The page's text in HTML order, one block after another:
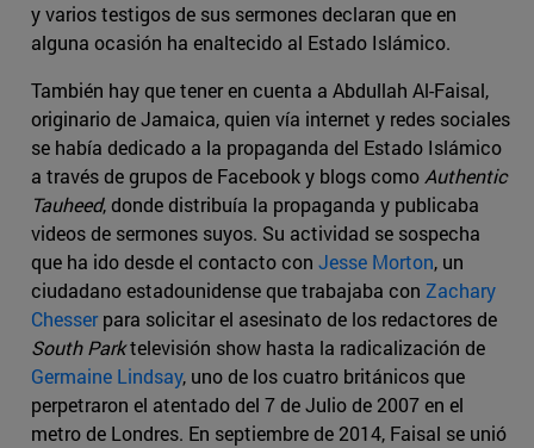
y varios testigos de sus sermones declaran que en
alguna ocasión ha enaltecido al Estado Islámico.
También hay que tener en cuenta a Abdullah Al-Faisal,
originario de Jamaica, quien vía internet y redes sociales
se había dedicado a la propaganda del Estado Islámico
a través de grupos de Facebook y blogs como Authentic
Tauheed, donde distribuía la propaganda y publicaba
videos de sermones suyos. Su actividad se sospecha
que ha ido desde el contacto con Jesse Morton, un
ciudadano estadounidense que trabajaba con Zachary
Chesserpara solicitar el asesinato de los redactores de
South Parktelevisión show hasta la radicalización de
Germaine Lindsay, uno de los cuatro británicos que
perpetraron el atentado del 7 de Julio de 2007 en el
metro de Londres. En septiembre de 2014, Faisal se unió